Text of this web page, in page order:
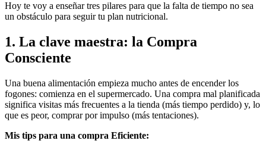
Hoy te voy a enseñar tres pilares para que la falta de tiempo no sea
un obstáculo para seguir tu plan nutricional.
1. La clave maestra: la Compra
Consciente
Una buena alimentación empieza mucho antes de encender los
fogones: comienza en el supermercado. Una compra mal planificada
significa visitas más frecuentes a la tienda (más tiempo perdido) y, lo
que es peor, comprar por impulso (más tentaciones).
Mis tips para una compra Eficiente: